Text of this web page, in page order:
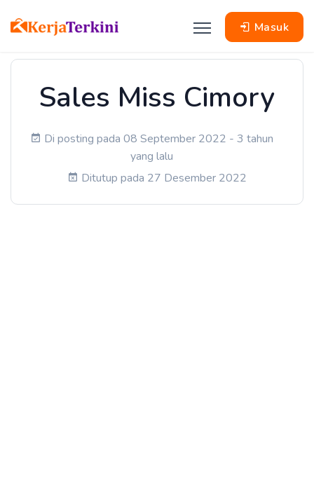
Masuk
Sales Miss Cimory
Di posting pada 08 September 2022 - 3 tahun
yang lalu
Ditutup pada 27 Desember 2022